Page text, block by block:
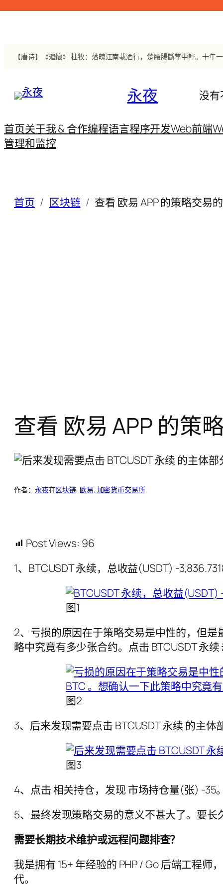
跳
【唐诗】《遣懷》 杜牧：落魄江南載酒行，楚腰腸斷掌中輕。十年
永夜 没
首页关于我 & 合作编程语言程序开发Web前端
管理和监控
首页 区块链 查看 欧易 APP 的策略交易
查看 欧易 APP 的策
作者： 永夜在区块链, 欧易, 加密货币交易所
Post Views: 96
1、BTCUSDT 永续，总收益(USDT) -
图1
2、亏损的原因在于策略交易是中性的，但
略中究竟有多少张合约。点击 BTCUSDT 永
图2
3、后来发现需要点击 BTCUSDT 永续 的主
图3
4、点击 相关持仓，发现 市场持仓量(张) -35
5、最终发现策略交易的意义不甚大了。要
需要长期技术维护或远程问题排查？
我是拥有 15+ 年经验的 PHP / Go 后端工程
代。